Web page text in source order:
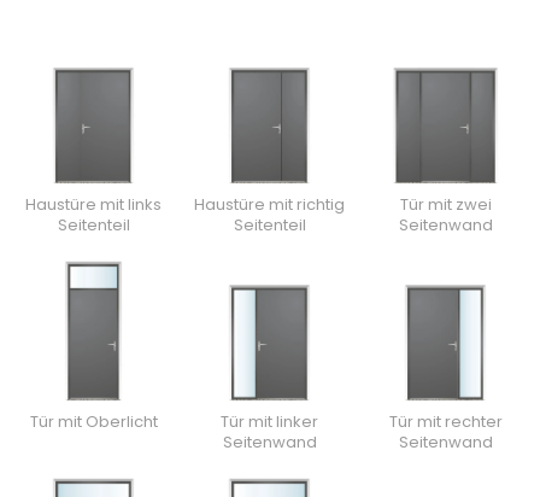
Haustüre mit links
Seitenteil
Haustüre mit richtig
Seitenteil
Tür mit zwei
Seitenwand
Tür mit Oberlicht
Tür mit linker
Seitenwand
Tür mit rechter
Seitenwand